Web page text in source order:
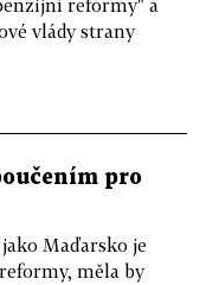
reformy" a
vlády strany
pro
Maďarsko je
měla by